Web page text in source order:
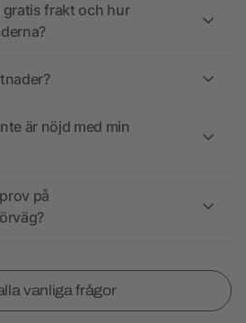
gratis frakt och hur
är nöjd med min
på
vanliga frågor